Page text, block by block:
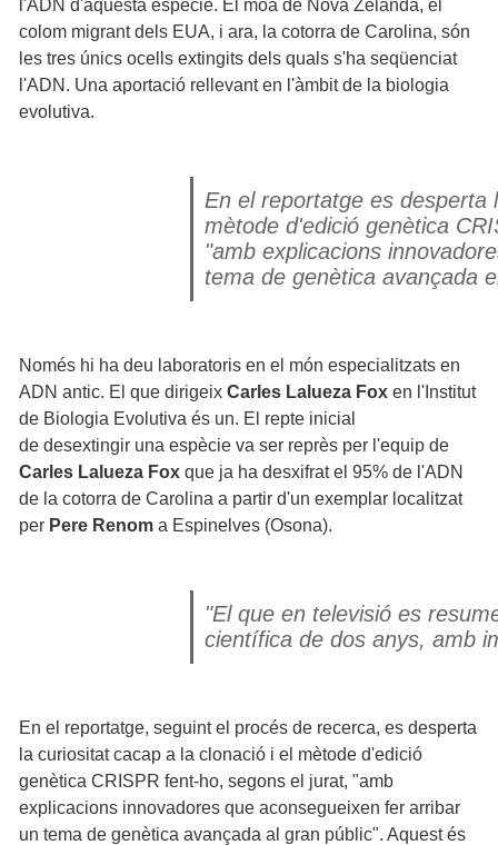
l'ADN d'aquesta espècie. El moa de Nova Zelanda, el
colom migrant dels EUA, i ara, la cotorra de Carolina, són
les tres únics ocells extingits dels quals s'ha seqüenciat
l'ADN. Una aportació rellevant en l'àmbit de la biologia
evolutiva.
En el reportatge es desperta
mètode d'edició genètica
"amb explicacions
tema de genètica avançada
Només hi ha deu laboratoris en el món especialitzats en
ADN antic. El que dirigeix Carles Lalueza Fox en l'Institut
de Biologia Evolutiva és un. El repte inicial
de desextingir una espècie va ser reprès per l'equip de
Carles Lalueza Fox que ja ha desxifrat el 95% de l'ADN
de la cotorra de Carolina a partir d'un exemplar localitzat
per Pere Renom a Espinelves (Osona).
"El que en televisió es
científica de dos anys, amb
En el reportatge, seguint el procés de recerca, es desperta
la curiositat cacap a la clonació i el mètode d'edició
genètica CRISPR fent-ho, segons el jurat, "amb
explicacions innovadores que aconsegueixen fer arribar
un tema de genètica avançada al gran públic". Aquest és